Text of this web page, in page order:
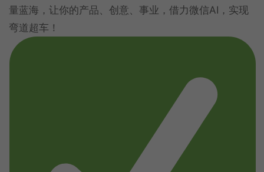
量蓝海，让你的产品、创意、事业，借力微信AI，实现
弯道超车！